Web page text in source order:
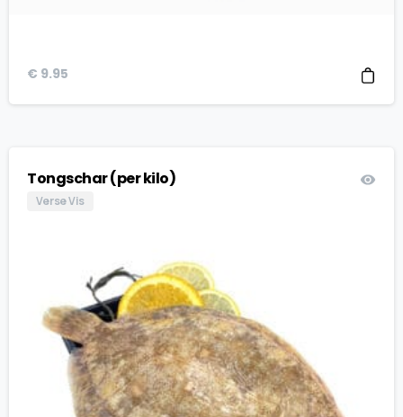
€ 9.95
Tongschar (per kilo)
Verse Vis